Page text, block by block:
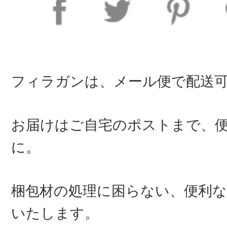
フィラガンは、メール便で配送
お届けはご自宅のポストまで、
に。
梱包材の処理に困らない、便利
いたします。